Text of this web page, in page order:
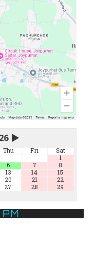
▶
Thu Fri
Sat
1
6 7
8
13 14
15
20 21
22
27 28
29